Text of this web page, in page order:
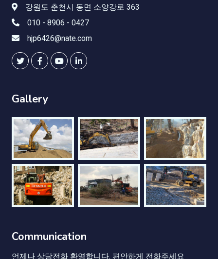
강원도 춘천시 동면 소양강로 363
010 - 8906 - 0427
hjp6426@nate.com
Gallery
Communication